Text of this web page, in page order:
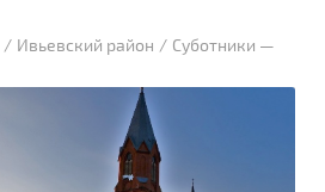
Ивьевский район Суботники —